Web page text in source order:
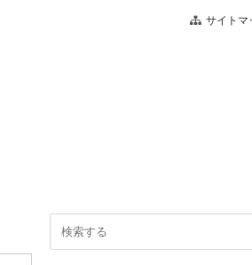
サイトマ